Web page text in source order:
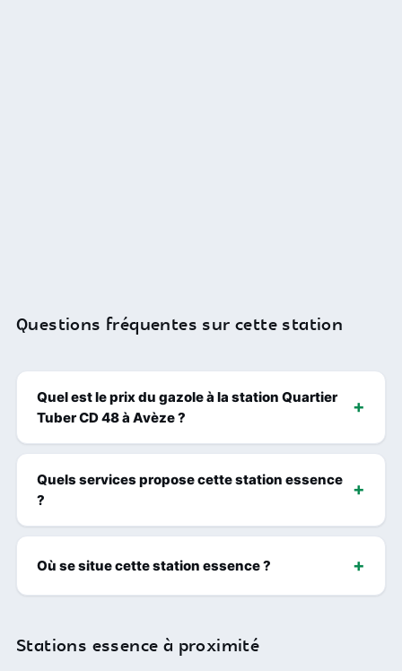
Questions fréquentes sur cette station
Quel est le prix du gazole à la station Quartier
Tuber CD 48 à Avèze ?
Quels services propose cette station essence
?
Où se situe cette station essence ?
Stations essence à proximité